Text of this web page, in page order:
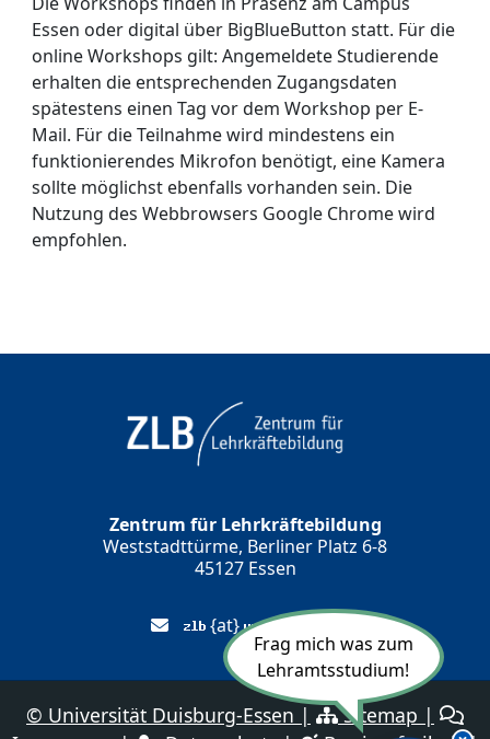
Essen oder digital über BigBlueButton statt. Für die
online Workshops gilt: Angemeldete Studierende
erhalten die entsprechenden Zugangsdaten
spätestens einen Tag vor dem Workshop per E-
Mail. Für die Teilnahme wird mindestens ein
funktionierendes Mikrofon benötigt, eine Kamera
sollte möglichst ebenfalls vorhanden sein. Die
Nutzung des Webbrowsers Google Chrome wird
empfohlen.
Zentrum für Lehrkräftebildung
Weststadttürme, Berliner Platz 6-8
45127 Essen
{at}
© Universität Duisburg-Essen | Sitemap |
Frag mich was zum
Lehramtsstudium!